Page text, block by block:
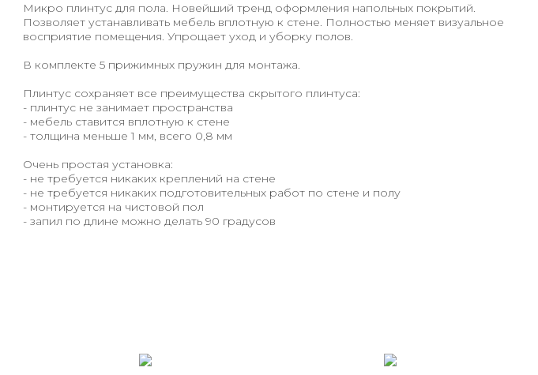
Микро плинтус для пола. Новейший тренд оформления напольных покрытий.
Позволяет устанавливать мебель вплотную к стене. Полностью меняет визуальное
восприятие помещения. Упрощает уход и уборку полов.
В комплекте 5 прижимных пружин для монтажа.
Плинтус сохраняет все преимущества скрытого плинтуса:
- плинтус не занимает пространства
- мебель ставится вплотную к стене
- толщина меньше 1 мм, всего 0,8 мм
Очень простая установка:
- не требуется никаких креплений на стене
- не требуется никаких подготовительных работ по стене и полу
- монтируется на чистовой пол
- запил по длине можно делать 90 градусов